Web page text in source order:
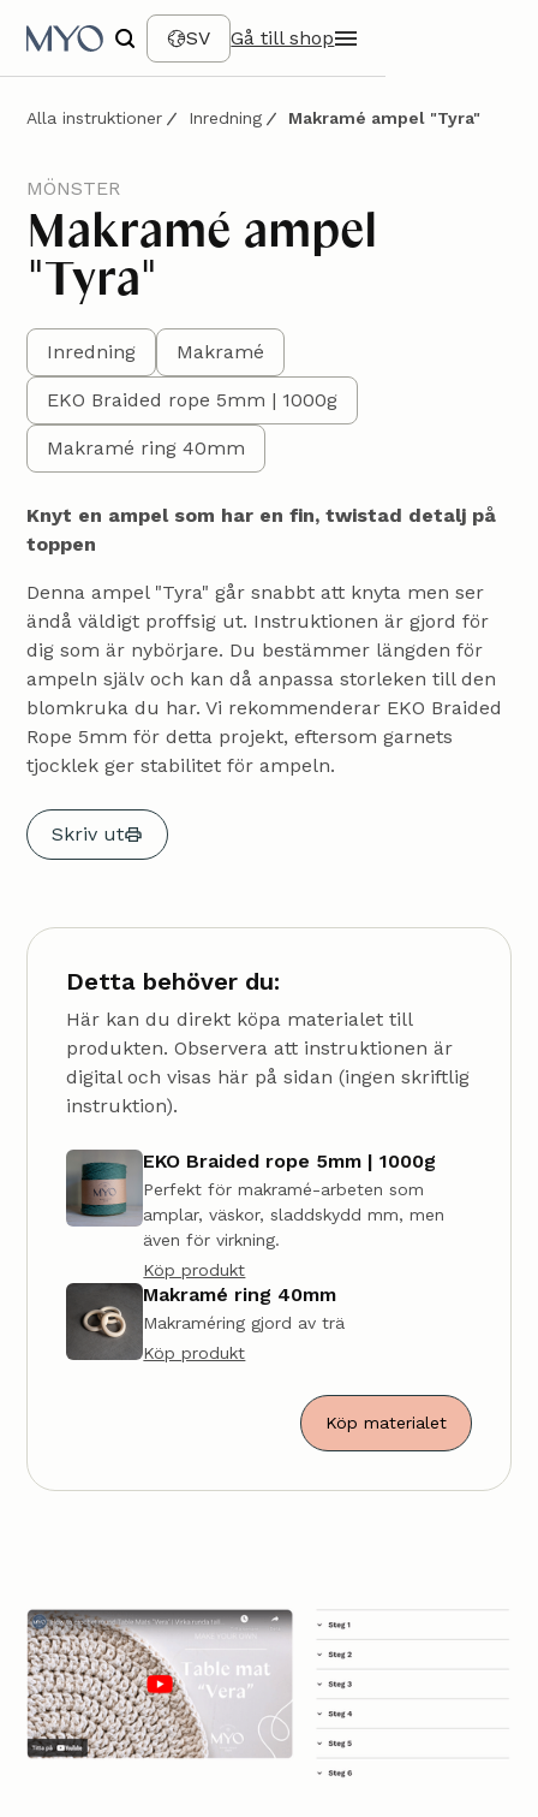
SV Gå till shop
Alla instruktioner Inredning Makramé ampel "Tyra"
MÖNSTER
Makramé ampel
"Tyra"
Inredning Makramé
EKO Braided rope 5mm | 1000g
Makramé ring 40mm
Knyt en ampel som har en fin, twistad detalj på
toppen
Denna ampel "Tyra" går snabbt att knyta men ser
ändå väldigt proffsig ut. Instruktionen är gjord för
dig som är nybörjare. Du bestämmer längden för
ampeln själv och kan då anpassa storleken till den
blomkruka du har. Vi rekommenderar EKO Braided
Rope 5mm för detta projekt, eftersom garnets
tjocklek ger stabilitet för ampeln.
Skriv ut
Detta behöver du:
Här kan du direkt köpa materialet till
produkten. Observera att instruktionen är
digital och visas här på sidan (ingen skriftlig
instruktion).
EKO Braided rope 5mm | 1000g
Perfekt för makramé-arbeten som
amplar, väskor, sladdskydd mm, men
även för virkning.
Köp produkt
Makramé ring 40mm
Makraméring gjord av trä
Köp produkt
Köp materialet